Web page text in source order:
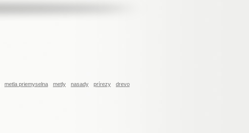
metla priemyselna metly nasady prírezy drevo